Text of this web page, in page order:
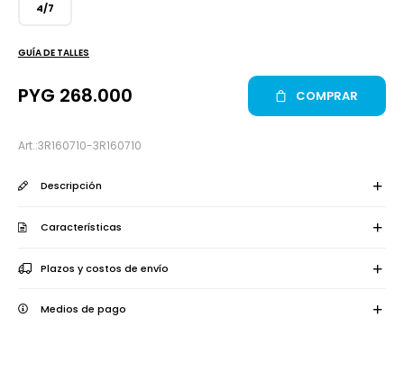
3R160710-3R160710
4/7
GUÍA DE TALLES
PYG 268.000 COMPRAR
Descripción
Características
Plazos y costos de envío
Medios de pago